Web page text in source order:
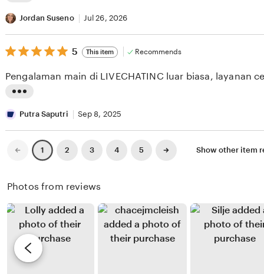
b
y
R
h
n
S
m
r
a
n
r
e
v
e
b
y
i
e
U
t
i
s
t
n
r
e
y
J
o
Jordan Suseno Jul 26, 2026
5
out
5
stars
5 This item Recommends
i
s
e
i
Pengalaman main di LIVECHATINC luar biasa, layanan
Putra Saputri Sep 8, 2025
Previous
page
1 2 3 4 5
Next
page
Show other item
Photos from reviews